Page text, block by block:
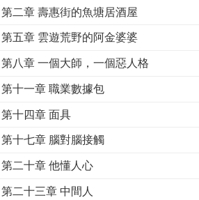
第二章 壽惠街的魚塘居酒屋
第五章 雲遊荒野的阿金婆婆
第八章 一個大師，一個惡人格
第十一章 職業數據包
第十四章 面具
第十七章 腦對腦接觸
第二十章 他懂人心
第二十三章 中間人